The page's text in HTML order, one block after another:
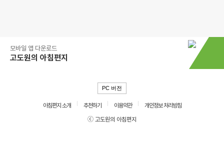
모바일 앱 다운로드
고도원의 아침편지
PC 버전
아침편지 소개 추천하기 이용약관
개인정보 처리방침
ⓒ 고도원의 아침편지